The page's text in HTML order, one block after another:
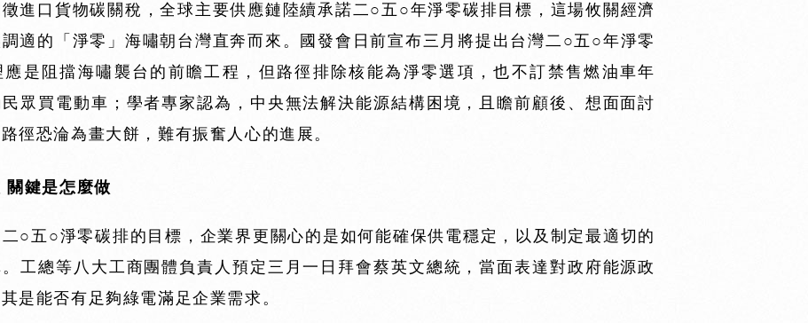
進口貨物碳關稅，全球主要供應鏈陸續承諾二○五○年淨零碳排目標，這場攸關經濟
適的「淨零」海嘯朝台灣直奔而來。國發會日前宣布三月將提出台灣二○五○年淨零
是阻擋海嘯襲台的前瞻工程，但路徑排除核能為淨零選項，也不訂禁售燃油車年
眾買電動車；學者專家認為，中央無法解決能源結構困境，且瞻前顧後、想面面討
徑恐淪為畫大餅，難有振奮人心的進展。
關鍵是怎麼做
○五○淨零碳排的目標，企業界更關心的是如何能確保供電穩定，以及制定最適切的
工總等八大工商團體負責人預定三月一日拜會蔡英文總統，當面表達對政府能源政
是能否有足夠綠電滿足企業需求。